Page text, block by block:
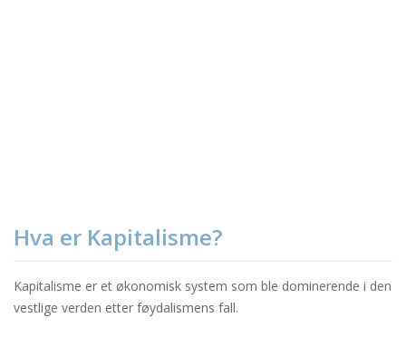
Hva er Kapitalisme?
Kapitalisme er et økonomisk system som ble dominerende i den
vestlige verden etter føydalismens fall.